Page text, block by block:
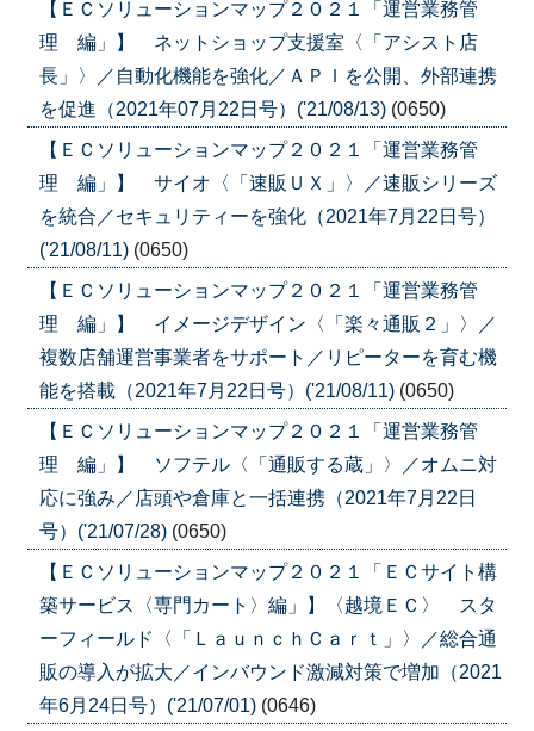
【ＥＣソリューションマップ２０２１「運営業務管
理 編」】 ネットショップ支援室〈「アシスト店
長」〉／自動化機能を強化／ＡＰＩを公開、外部連携
を促進（2021年07月22日号）('21/08/13) (0650)
【ＥＣソリューションマップ２０２１「運営業務管
理 編」】 サイオ〈「速販ＵＸ」〉／速販シリーズ
を統合／セキュリティーを強化（2021年7月22日号）
('21/08/11) (0650)
【ＥＣソリューションマップ２０２１「運営業務管
理 編」】 イメージデザイン〈「楽々通販２」〉／
複数店舗運営事業者をサポート／リピーターを育む機
能を搭載（2021年7月22日号）('21/08/11) (0650)
【ＥＣソリューションマップ２０２１「運営業務管
理 編」】 ソフテル〈「通販する蔵」〉／オムニ対
応に強み／店頭や倉庫と一括連携（2021年7月22日
号）('21/07/28) (0650)
【ＥＣソリューションマップ２０２１「ＥＣサイト構
築サービス〈専門カート〉編」】〈越境ＥＣ〉 スタ
ーフィールド〈「ＬａｕｎｃｈＣａｒｔ」〉／総合通
販の導入が拡大／インバウンド激減対策で増加（2021
年6月24日号）('21/07/01) (0646)